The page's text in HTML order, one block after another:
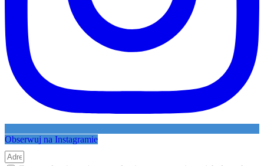
Obserwuj na Instagramie